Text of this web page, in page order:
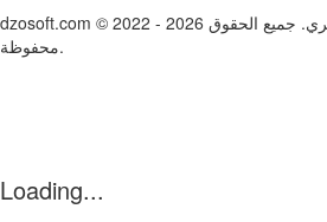
dzosoft.com © 2022 - 2026 المؤلف: المهندس أ. نصري. جميع الحقوق
محفوظة.
Loading...